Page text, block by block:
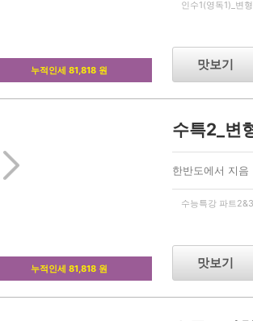
누적인세 81,818 원
인수1(영독1)_변
맛보기
누적인세 81,818 원
수특2_변
한반도에서 지
수능특강 파트
맛보기